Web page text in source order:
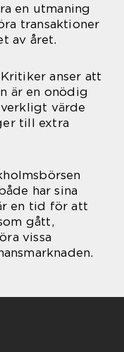
en utmaning
transaktioner
av året.
anser att
är en onödig
värde
till extra
har sina
en tid för att
gått,
vissa